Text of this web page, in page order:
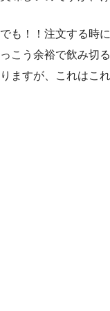
でも！！注文する時
っこう余裕で飲み切
りますが、これはこ